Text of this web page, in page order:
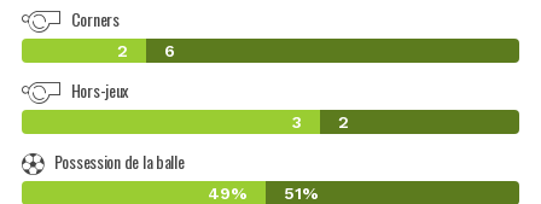
Corners
2 6
Hors-jeux
3 2
Possession de la balle
49% 51%